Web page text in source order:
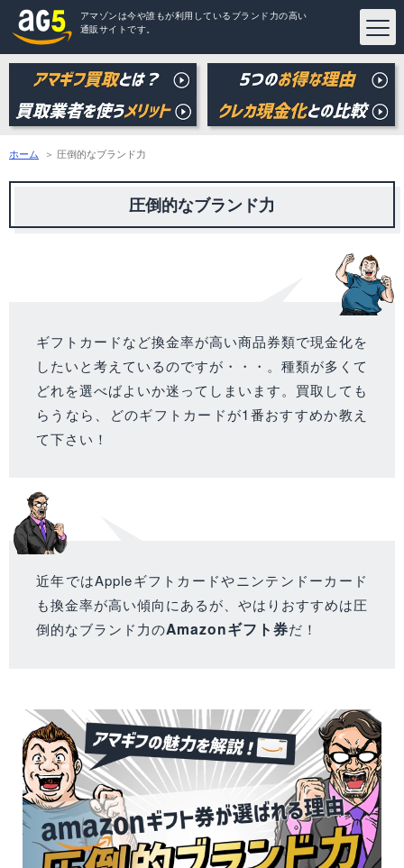
アマゾンは今や誰もが利用しているブランド力の高い
通販サイトです。
ホーム 圧倒的なブランド力
圧倒的なブランド力
ギフトカードなど換金率が高い商品券類で現金化を
したいと考えているのですが・・・。種類が多くて
どれを選べばよいか迷ってしまいます。買取しても
らうなら、どのギフトカードが1番おすすめか教え
て下さい！
近年ではAppleギフトカードやニンテンドーカード
も換金率が高い傾向にあるが、やはりおすすめは圧
倒的なブランド力のAmazonギフト券だ！